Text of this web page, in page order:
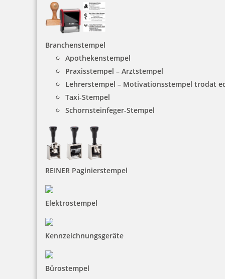
Branchenstempel
Apothekenstempel
Praxisstempel – Arztstempel
Lehrerstempel – Motivationsstempel trodat
Taxi-Stempel
Schornsteinfeger-Stempel
REINER Paginierstempel
Elektrostempel
Kennzeichnungsgeräte
Bürostempel
Trodat Professional 54110 Mehrfarbiger Stempel
163,30 €
Jetzt gestalten
Trodat Printy 4850/L7 Datumstempel GEBUCHT 24 x 4 mm